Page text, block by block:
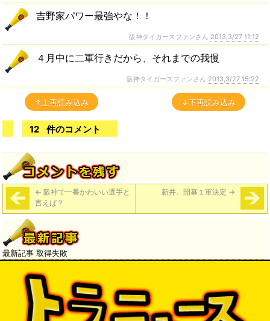
吉野家パワー最強やな！！
阪神タイガースファンさん 2013,3/27 11:12
４月中に二軍行きだから、それまでの我慢
阪神タイガースファンさん 2013,3/27 15:22
↑上再読み込み ↓下再読み込み
12 件のコメント
← 阪神で一番かわいい選手と
言えば？
新井、開幕１軍決定 →
最新記事 取得失敗